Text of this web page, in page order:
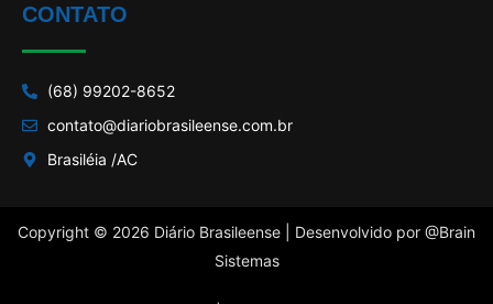
CONTATO
(68) 99202-8652
contato@diariobrasileense.com.br
Brasiléia /AC
Copyright © 2026 Diário Brasileense | Desenvolvido por @Brain
Sistemas